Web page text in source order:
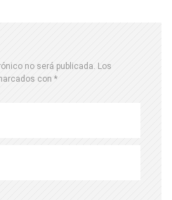
no será publicada. Los
con *